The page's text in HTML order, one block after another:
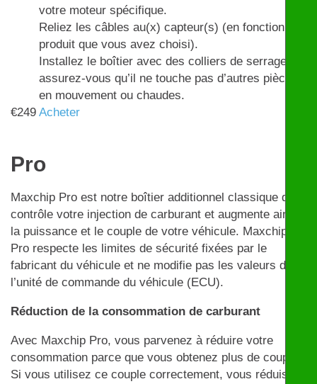
votre moteur spécifique.
Reliez les câbles au(x) capteur(s) (en fonction du
produit que vous avez choisi).
Installez le boîtier avec des colliers de serrage et
assurez-vous qu’il ne touche pas d’autres pièces
en mouvement ou chaudes.
€249 Acheter
Pro
Maxchip Pro est notre boîtier additionnel classique qui
contrôle votre injection de carburant et augmente ainsi
la puissance et le couple de votre véhicule. Maxchip
Pro respecte les limites de sécurité fixées par le
fabricant du véhicule et ne modifie pas les valeurs de
l’unité de commande du véhicule (ECU).
Réduction de la consommation de carburant
Avec Maxchip Pro, vous parvenez à réduire votre
consommation parce que vous obtenez plus de couple.
Si vous utilisez ce couple correctement, vous réduisez